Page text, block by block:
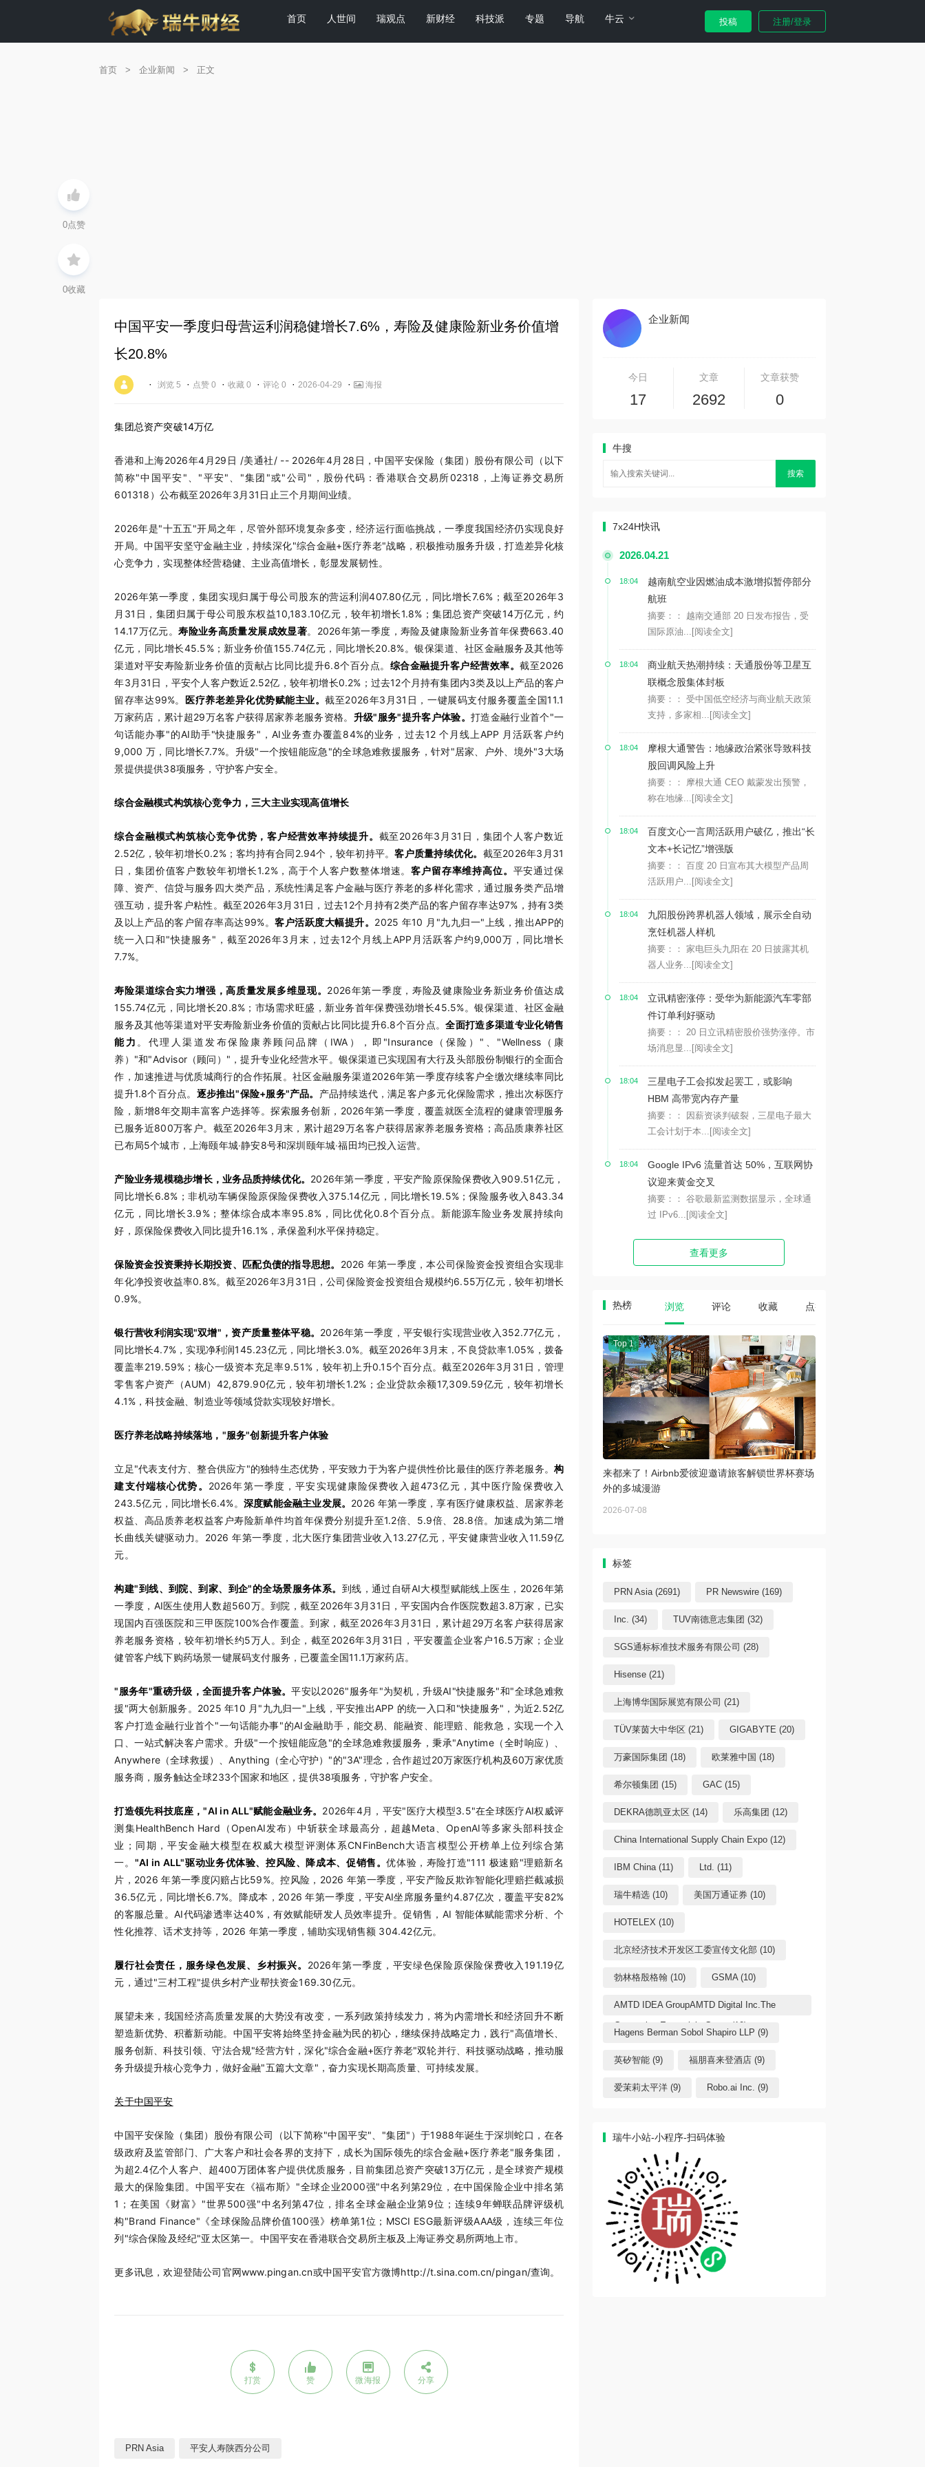
首页 人世间 瑞观点 新财经 科技派 专题 导航 牛云 投稿 注册/登录
0点赞
0收藏
首页 > 企业新闻 > 正文
中国平安一季度归母营运利润稳健增长7.6%，寿险及健康险新业务价值增
长20.8%
· 浏览 5 · 点赞 0 · 收藏 0 · 评论 0 · 2026-04-29 · 海报
集团总资产突破14万亿
香港和上海2026年4月29日 /美通社/ -- 2026年4月28日，中国平安保险（集团）股份有限公司（以下
简称"中国平安"、"平安"、"集团"或"公司"，股份代码：香港联合交易所02318，上海证券交易所
601318） 公布截至2026年3月31日止三个月期间业绩。
2026年是"十五五"开局之年，尽管外部环境复杂多变，经济运行面临挑战，一季度我国经济仍实现良好
开局。中国平安坚守金融主业，持续深化"综合金融+医疗养老"战略，积极推动服务升级，打造差异化核
心竞争力，实现整体经营稳健、主业高值增长，彰显发展韧性。
2026年第一季度，集团实现归属于母公司股东的营运利润407.80亿元，同比增长7.6%；截至2026年3
月31日，集团归属于母公司股东权益10,183.10亿元，较年初增长1.8%；集团总资产突破14万亿元，约
14.17万亿元。寿险业务高质量发展成效显著。2026年第一季度，寿险及健康险新业务首年保费663.40
亿元，同比增长45.5%；新业务价值155.74亿元，同比增长20.8%。银保渠道、社区金融服务及其他等
渠道对平安寿险新业务价值的贡献占比同比提升6.8个百分点。 综合金融提升客户经营效率。截至2026
年3月31日，平安个人客户数近2.52亿，较年初增长0.2%；过去12个月持有集团内3类及以上产品的客户
留存率达99%。 医疗养老差异化优势赋能主业。截至2026年3月31日，一键展码支付服务覆盖全国11.1
万家药店，累计超29万名客户获得居家养老服务资格。 升级"服务"提升客户体验。 打造金融行业首个"一
句话能办事"的AI助手"快捷服务"，AI业务查办覆盖84%的业务，过去12 个月线上APP 月活跃客户约
9,000 万，同比增长7.7%。升级"一个按钮能应急"的全球急难救援服务，针对"居家、户外、境外"3大场
景提供提供38项服务，守护客户安全。
综合金融模式构筑核心竞争力，三大主业实现高值增长
综合金融模式构筑核心竞争优势，客户经营效率持续提升。 截至2026年3月31日，集团个人客户数近
2.52亿，较年初增长0.2%；客均持有合同2.94个，较年初持平。客户质量持续优化。 截至2026年3月31
日，集团价值客户数较年初增长1.2%，高于个人客户数整体增速。客户留存率维持高位。 平安通过保
障、资产、信贷与服务四大类产品，系统性满足客户金融与医疗养老的多样化需求，通过服务类产品增
强互动，提升客户粘性。截至2026年3月31日，过去12个月持有2类产品的客户留存率达97%，持有3类
及以上产品的客户留存率高达99%。客户活跃度大幅提升。 2025 年10 月"九九归一"上线，推出APP的
统一入口和"快捷服务"，截至2026年3月末，过去12个月线上APP月活跃客户约9,000万，同比增长
7.7%。
寿险渠道综合实力增强，高质量发展多维显现。 2026年第一季度，寿险及健康险业务新业务价值达成
155.74亿元，同比增长20.8%；市场需求旺盛，新业务首年保费强劲增长45.5%。银保渠道、社区金融
服务及其他等渠道对平安寿险新业务价值的贡献占比同比提升6.8个百分点。全面打造多渠道专业化销售
能力 。代理人渠道发布保险康养顾问品牌（IWA），即"Insurance（保险）"、"Wellness（康
养）"和"Advisor（顾问）"，提升专业化经营水平。银保渠道已实现国有大行及头部股份制银行的全面合
作，加速推进与优质城商行的合作拓展。社区金融服务渠道2026年第一季度存续客户全缴次继续率同比
提升1.8个百分点。 逐步推出"保险+服务"产品。 产品持续迭代，满足客户多元化保险需求，推出次标医疗
险，新增8年交期丰富客户选择等。探索服务创新，2026年第一季度，覆盖就医全流程的健康管理服务
已服务近800万客户。截至2026年3月末，累计超29万名客户获得居家养老服务资格；高品质康养社区
已布局5个城市，上海颐年城‧静安8号和深圳颐年城‧福田均已投入运营。
产险业务规模稳步增长，业务品质持续优化。 2026年第一季度，平安产险原保险保费收入909.51亿元，
同比增长6.8%；非机动车辆保险原保险保费收入375.14亿元，同比增长19.5%；保险服务收入843.34
亿元，同比增长3.9%；整体综合成本率95.8%，同比优化0.8个百分点。新能源车险业务发展持续向
好，原保险保费收入同比提升16.1%，承保盈利水平保持稳定。
保险资金投资秉持长期投资、匹配负债的指导思想。 2026 年第一季度，本公司保险资金投资组合实现非
年化净投资收益率0.8%。截至2026年3月31日，公司保险资金投资组合规模约6.55万亿元，较年初增长
0.9%。
银行营收利润实现"双增"，资产质量整体平稳。 2026年第一季度，平安银行实现营业收入352.77亿元，
同比增长4.7%，实现净利润145.23亿元，同比增长3.0%。截至2026年3月末，不良贷款率1.05%，拨备
覆盖率219.59%；核心一级资本充足率9.51%，较年初上升0.15个百分点。截至2026年3月31日，管理
零售客户资产（AUM）42,879.90亿元，较年初增长1.2%；企业贷款余额17,309.59亿元，较年初增长
4.1%，科技金融、制造业等领域贷款实现较好增长。
医疗养老战略持续落地，"服务"创新提升客户体验
立足"代表支付方、整合供应方"的独特生态优势，平安致力于为客户提供性价比最佳的医疗养老服务。 构
建支付端核心优势。 2026年第一季度，平安实现健康险保费收入超473亿元，其中医疗险保费收入
243.5亿元，同比增长6.4%。 深度赋能金融主业发展。 2026 年第一季度，享有医疗健康权益、居家养老
权益、高品质养老权益客户寿险新单件均首年保费分别提升至1.2倍、5.9倍、28.8倍。加速成为第二增
长曲线关键驱动力。2026 年第一季度，北大医疗集团营业收入13.27亿元，平安健康营业收入11.59亿
元。
构建"到线、到院、到家、到企"的全场景服务体系。 到线，通过自研AI大模型赋能线上医生，2026年第
一季度，AI医生使用人数超560万。到院，截至2026年3月31日，平安国内合作医院数超3.8万家，已实
现国内百强医院和三甲医院100%合作覆盖。到家，截至2026年3月31日，累计超29万名客户获得居家
养老服务资格，较年初增长约5万人。到企，截至2026年3月31日，平安覆盖企业客户16.5万家；企业
健管客户线下购药场景一键展码支付服务，已覆盖全国11.1万家药店。
"服务年"重磅升级，全面提升客户体验。平安以2026"服务年"为契机，升级AI"快捷服务"和"全球急难救
援"两大创新服务。2025 年10 月"九九归一"上线，平安推出APP 的统一入口和"快捷服务"，为近2.52亿
客户打造金融行业首个"一句话能办事"的AI金融助手，能交易、能融资、能理赔、能救急，实现一个入
口、一站式解决客户需求。升级"一个按钮能应急"的全球急难救援服务，秉承"Anytime（全时响应）、
Anywhere（全球救援）、Anything（全心守护）"的"3A"理念，合作超过20万家医疗机构及60万家优质
服务商，服务触达全球233个国家和地区，提供38项服务，守护客户安全。
打造领先科技底座，"AI in ALL"赋能金融业务。 2026年4月，平安"医疗大模型3.5"在全球医疗AI权威评
测集HealthBench Hard（OpenAI发布）中斩获全球最高分，超越Meta、OpenAI等多家头部科技企
业；同期，平安金融大模型在权威大模型评测体系CNFinBench大语言模型公开榜单上位列综合第
一。 "AI in ALL"驱动业务优体验、控风险、降成本、促销售。优体验，寿险打造"111 极速赔"理赔新名
片，2026 年第一季度闪赔占比59%。控风险，2026 年第一季度，平安产险反欺诈智能化理赔拦截减损
36.5亿元，同比增长6.7%。降成本，2026 年第一季度，平安AI坐席服务量约4.87亿次，覆盖平安82%
的客服总量。AI代码渗透率达40%，有效赋能研发人员效率提升。促销售，AI 智能体赋能需求分析、个
性化推荐、话术支持等，2026 年第一季度，辅助实现销售额 304.42亿元。
履行社会责任，服务绿色发展、乡村振兴。 2026年第一季度，平安绿色保险原保险保费收入191.19亿
元，通过"三村工程"提供乡村产业帮扶资金169.30亿元。
展望未来，我国经济高质量发展的大势没有改变，一系列政策持续发力，将为内需增长和经济回升不断
塑造新优势、积蓄新动能。中国平安将始终坚持金融为民的初心，继续保持战略定力，践行"高值增长、
服务创新、科技引领、守法合规"经营方针，深化"综合金融+医疗养老"双轮并行、科技驱动战略，推动服
务升级提升核心竞争力，做好金融"五篇大文章"，奋力实现长期高质量、可持续发展。
关于中国平安
中国平安保险（集团）股份有限公司（以下简称"中国平安"、"集团"）于1988年诞生于深圳蛇口，在各
级政府及监管部门、广大客户和社会各界的支持下，成长为国际领先的综合金融+医疗养老"服务集团，
为超2.4亿个人客户、超400万团体客户提供优质服务，目前集团总资产突破13万亿元，是全球资产规模
最大的保险集团。中国平安在《福布斯》"全球企业2000强"中名列第29位，在中国保险企业中排名第
1；在美国《财富》"世界500强"中名列第47位，排名全球金融企业第9位；连续9年蝉联品牌评级机
构"Brand Finance"《全球保险品牌价值100强》榜单第1位；MSCI ESG最新评级AAA级，连续三年位
列"综合保险及经纪"亚太区第一。中国平安在香港联合交易所主板及上海证券交易所两地上市。
更多讯息，欢迎登陆公司官网www.pingan.cn或中国平安官方微博http://t.sina.com.cn/pingan/查询。
打赏 赞 微海报 分享
PRN Asia 平安人寿陕西分公司
企业新闻
今日
17
文章
2692
文章获赞
0
牛搜
搜索
7x24H快讯
2026.04.21
18:04
越南航空业因燃油成本激增拟暂停部分
航班
摘要：： 越南交通部 20 日发布报告，受
国际原油... [阅读全文]
18:04
商业航天热潮持续：天通股份等卫星互
联概念股集体封板
摘要：： 受中国低空经济与商业航天政策
支持，多家相... [阅读全文]
18:04
摩根大通警告：地缘政治紧张导致科技
股回调风险上升
摘要：： 摩根大通 CEO 戴蒙发出预警，
称在地缘... [阅读全文]
18:04
百度文心一言周活跃用户破亿，推出“长
文本+长记忆”增强版
摘要：： 百度 20 日宣布其大模型产品周
活跃用户... [阅读全文]
18:04
九阳股份跨界机器人领域，展示全自动
烹饪机器人样机
摘要：： 家电巨头九阳在 20 日披露其机
器人业务... [阅读全文]
18:04
立讯精密涨停：受华为新能源汽车零部
件订单利好驱动
摘要：： 20 日立讯精密股价强势涨停。市
场消息显... [阅读全文]
18:04
三星电子工会拟发起罢工，或影响
HBM 高带宽内存产量
摘要：： 因薪资谈判破裂，三星电子最大
工会计划于本... [阅读全文]
18:04
Google IPv6 流量首达 50%，互联网协
议迎来黄金交叉
摘要：： 谷歌最新监测数据显示，全球通
过 IPv6... [阅读全文]
查看更多
热榜 浏览 评论 收藏 点赞
Top 1
来都来了！Airbnb爱彼迎邀请旅客解锁世界杯赛场
外的多城漫游
2026-07-08
标签
PRN Asia (2691) PR Newswire (169)
Inc. (34) TUV南德意志集团 (32)
SGS通标标准技术服务有限公司 (28)
Hisense (21)
上海博华国际展览有限公司 (21)
TÜV莱茵大中华区 (21) GIGABYTE (20)
万豪国际集团 (18) 欧莱雅中国 (18)
希尔顿集团 (15) GAC (15)
DEKRA德凯亚太区 (14) 乐高集团 (12)
China International Supply Chain Expo (12)
IBM China (11) Ltd. (11)
瑞牛精选 (10) 美国万通证券 (10)
HOTELEX (10)
北京经济技术开发区工委宣传文化部 (10)
勃林格殷格翰 (10) GSMA (10)
AMTD IDEA GroupAMTD Digital Inc.The
Generation Essentials Group (10)
Hagens Berman Sobol Shapiro LLP (9)
英矽智能 (9) 福朋喜来登酒店 (9)
爱茉莉太平洋 (9) Robo.ai Inc. (9)
瑞牛小站-小程序-扫码体验